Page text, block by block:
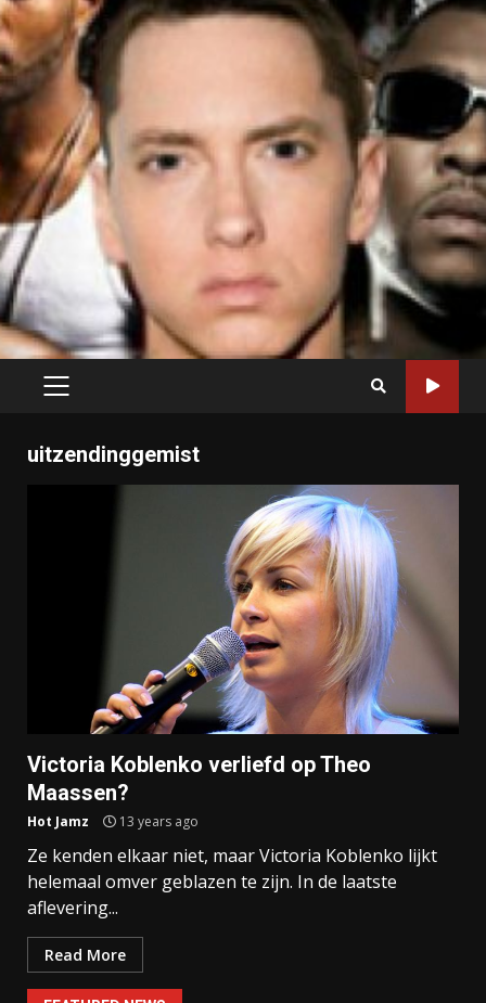
PRIMARY
uitzendinggemist
Victoria Koblenko verliefd op Theo
Maassen?
Hot Jamz 13 years ago
Ze kenden elkaar niet, maar Victoria Koblenko lijkt
helemaal omver geblazen te zijn. In de laatste
aflevering...
Read More